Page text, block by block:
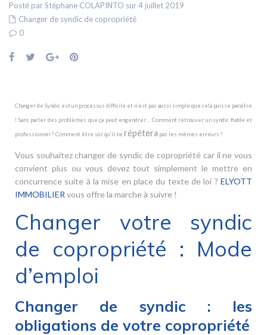
Posté par Stéphane COLAPINTO sur 4 juillet 2019
Changer de syndic de copropriété
0
Changer de Syndic est un processus difficile et n’est pas aussi simple que cela puisse paraître
! Sans parler des problèmes que ça peut engendrer… Comment retrouver un syndic fiable et
professionnel ? Comment être sûr qu’il ne répétera pas les mêmes erreurs ?
Vous souhaitez changer de syndic de copropriété car il ne vous
convient plus ou vous devez tout simplement le mettre en
concurrence suite à la mise en place du texte de loi ? ELYOTT
IMMOBILIER vous offre la marche à suivre !
Changer votre syndic
de copropriété : Mode
d’emploi
Changer de syndic : les
obligations de votre copropriété